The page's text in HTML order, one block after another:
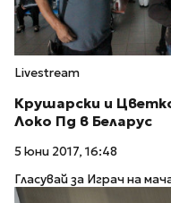
Livestream
Крушарски и
Локо Пд в Беларус
5 юни 2017, 16:48
Гласувай за Играч на